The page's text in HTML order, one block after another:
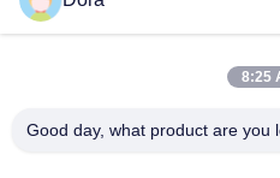
Module SFP+ compatible Cisco
récepteur MMF 10GBASE-SR
SFP-10G-SR-S, émetteur-
8:25
Good day, what product are you